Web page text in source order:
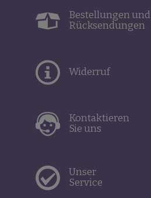
Bestellungen und
Rücksendungen
Widerruf
Kontaktieren
Sie uns
Unser
Service